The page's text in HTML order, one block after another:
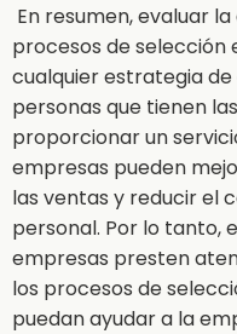
En resumen, evaluar
procesos de
cualquier estrategia
personas que tienen
proporcionar un
empresas pueden
las ventas y reducir el
personal. Por lo tanto,
empresas presten
los procesos de
puedan ayudar a la